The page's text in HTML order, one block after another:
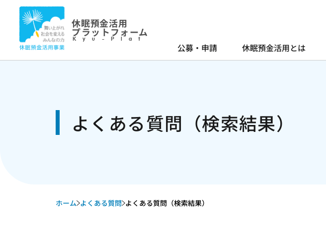
休眠預金活用
プラットフォーム
Kyu-Plat
公募・申請 休眠預金活用とは
よくある質問（検索結果）
ホーム よくある質問 よくある質問（検索結果）